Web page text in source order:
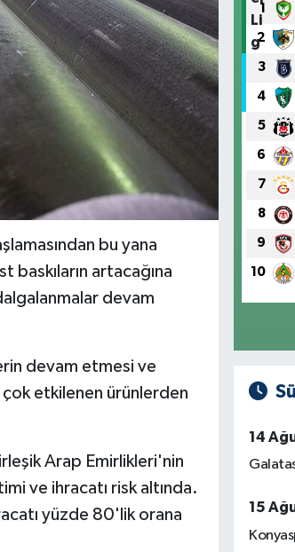
bu yana
artacağına
devam
devam etmesi ve
etkilenen ürünlerden
Arap Emirlikleri'nin
ve ihracatı risk altında.
yüzde 80'lik orana
1
2
3
4
5
6
7
8
9
10
14
15